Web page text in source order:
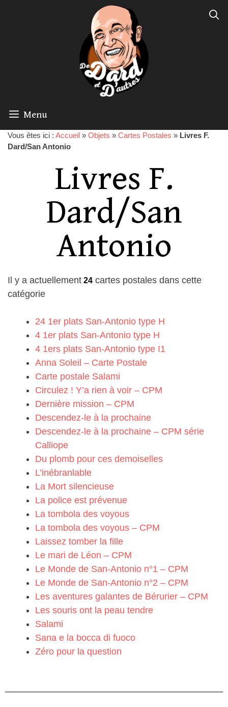
Menu
Vous êtes ici : Accueil » Objets » Cartes Postales » Livres F.
Dard/San Antonio
Livres F.
Dard/San
Antonio
Il y a actuellement 24 cartes postales dans cette
catégorie
24 1er plats San-Antonio type H
4 1er plats San-Antonio type H
4 1ers plats San-Antonio type I1
Anna Soleil – Carte Postale
Carte postale Salami
Circulez ! Y’a rien à voir – CPM
Dernière mission – CPM
Descendez-le à la prochaine
Descendez-le à la prochaine – CPM série
Calliope
Du plomb pour ces demoiselles
L’inébranlable
La Mort silencieuse
La police est prévenue
La tombola des voyous
La tombola des voyous – CPM
Laissez tomber la fille
Le mari de Léon – CPM
Le Monde de San-Antonio n°1 – CPM
Le Monde de San-Antonio n°2 – CPM
Les aventures galantes de Bérurier – CPM
Les souris ont la peau tendre
Salami
Sana e la bocca di fuoco
Zéro pour la question